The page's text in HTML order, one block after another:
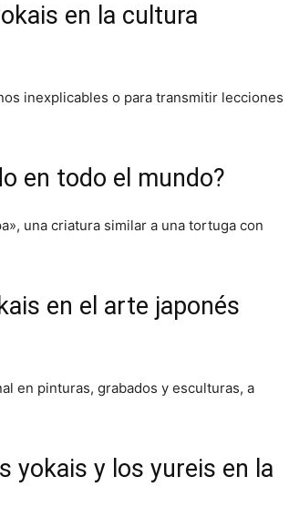
en la cultura
inexplicables o para transmitir lecciones
en todo el mundo?
una criatura similar a una tortuga con
en el arte japonés
en pinturas, grabados y esculturas, a
yokais y los yureis en la